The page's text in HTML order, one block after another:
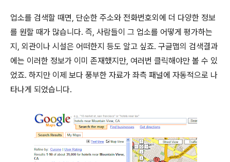
업소를 검색할 때면, 단순한 주소와 전화번호외에 더 다양한 정보
를 원할 때가 많습니다. 즉, 사람들이 그 업소를 어떻게 평가하는
지, 외관이나 시설은 어떠한지 등도 알고 싶죠. 구글맵의 검색결과
에는 이러한 정보가 이미 존재했지만, 여러번 클릭해야만 볼 수 있
었죠. 하지만 이제 보다 풍부한 자료가 좌측 패널에 자동적으로 나
타나게 되었습니다.